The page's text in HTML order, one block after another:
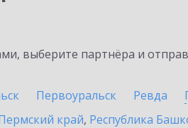
выберите партнёра и
Первоуральск Ревда
край, Республика